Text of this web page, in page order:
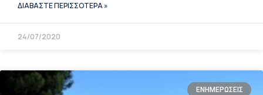
ΔΙΑΒΑΣΤΕ ΠΕΡΙΣΣΟΤΕΡΑ »
24/07/2020
ΕΝΗΜΕΡΩΣΕΙΣ